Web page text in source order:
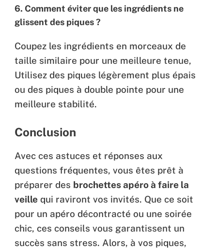
6. Comment éviter que les ingrédients ne
glissent des piques ?
Coupez les ingrédients en morceaux de
taille similaire pour une meilleure tenue,
Utilisez des piques légèrement plus épais
ou des piques à double pointe pour une
meilleure stabilité.
Conclusion
Avec ces astuces et réponses aux
questions fréquentes, vous êtes prêt à
préparer des brochettes apéro à faire la
veille qui raviront vos invités. Que ce soit
pour un apéro décontracté ou une soirée
chic, ces conseils vous garantissent un
succès sans stress. Alors, à vos piques,